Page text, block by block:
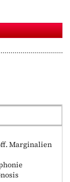
Marginalien